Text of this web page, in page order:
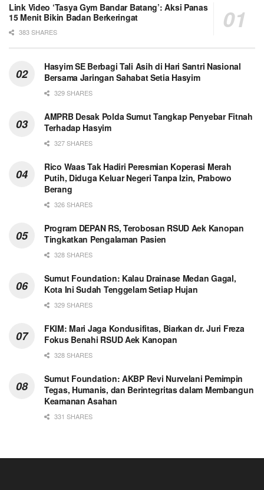
Link Video ‘Tasya Gym Bandar Batang’: Aksi Panas
15 Menit Bikin Badan Berkeringat
383 SHARES
Hasyim SE Berbagi Tali Asih di Hari Santri Nasional
Bersama Jaringan Sahabat Setia Hasyim
329 SHARES
AMPRB Desak Polda Sumut Tangkap Penyebar Fitnah
Terhadap Hasyim
327 SHARES
Rico Waas Tak Hadiri Peresmian Koperasi Merah
Putih, Diduga Keluar Negeri Tanpa Izin, Prabowo
Berang
326 SHARES
Program DEPAN RS, Terobosan RSUD Aek Kanopan
Tingkatkan Pengalaman Pasien
328 SHARES
Sumut Foundation: Kalau Drainase Medan Gagal,
Kota Ini Sudah Tenggelam Setiap Hujan
329 SHARES
FKIM: Mari Jaga Kondusifitas, Biarkan dr. Juri Freza
Fokus Benahi RSUD Aek Kanopan
328 SHARES
Sumut Foundation: AKBP Revi Nurvelani Pemimpin
Tegas, Humanis, dan Berintegritas dalam Membangun
Keamanan Asahan
331 SHARES